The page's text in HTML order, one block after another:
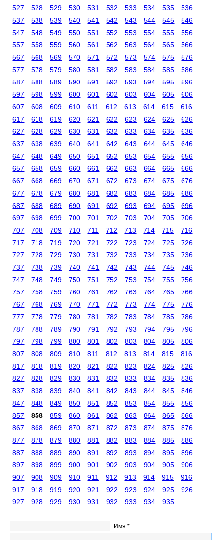
527
528 529 530 531 532 533 534 535
536
537
538 539 540 541 542 543 544 545
546
547
548 549 550 551 552 553 554 555
556
557
558 559 560 561 562 563 564 565
566
567
568 569 570 571 572 573 574 575
576
577
578 579 580 581 582 583 584 585
586
587
588 589 590 591 592 593 594 595
596
597
598 599 600 601 602 603 604 605
606
607
608 609 610 611 612 613 614 615
616
617
618 619 620 621 622 623 624 625
626
627
628 629 630 631 632 633 634 635
636
637
638 639 640 641 642 643 644 645
646
647
648 649 650 651 652 653 654 655
656
657
658 659 660 661 662 663 664 665
666
667
668 669 670 671 672 673 674 675
676
677
678 679 680 681 682 683 684 685
686
687
688 689 690 691 692 693 694 695
696
697
698 699 700 701 702 703 704 705
706
707
708 709 710 711 712 713 714 715
716
717
718 719 720 721 722 723 724 725
726
727
728 729 730 731 732 733 734 735
736
737
738 739 740 741 742 743 744 745
746
747
748 749 750 751 752 753 754 755
756
757
758 759 760 761 762 763 764 765
766
767
768 769 770 771 772 773 774 775
776
777
778 779 780 781 782 783 784 785
786
787
788 789 790 791 792 793 794 795
796
797
798 799 800 801 802 803 804 805
806
807
808 809 810 811 812 813 814 815
816
817
818 819 820 821 822 823 824 825
826
827
828 829 830 831 832 833 834 835
836
837
838 839 840 841 842 843 844 845
846
847
848 849 850 851 852 853 854 855
856
857
858 859 860 861 862 863 864 865
866
867
868 869 870 871 872 873 874 875
876
877
878 879 880 881 882 883 884 885
886
887
888 889 890 891 892 893 894 895
896
897
898 899 900 901 902 903 904 905
906
907
908 909 910 911 912 913 914 915
916
917
918 919 920 921 922 923 924 925
926
927
928 929 930 931 932 933 934 935
Имя *